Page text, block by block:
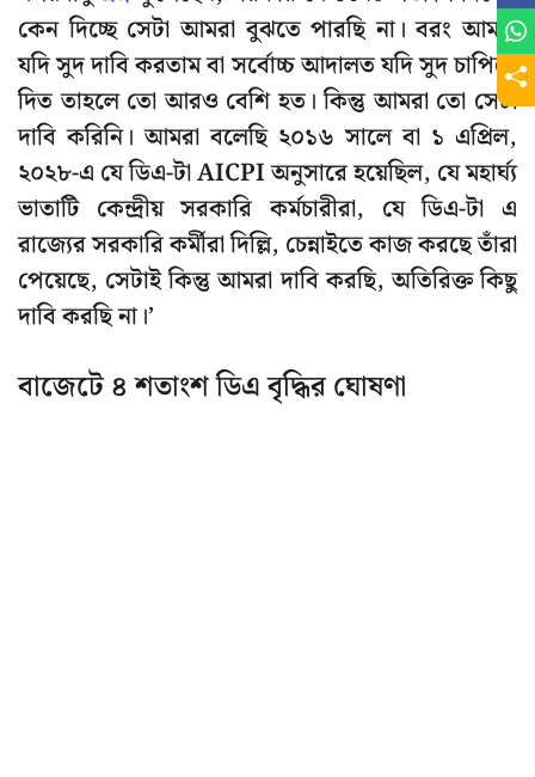
কেন দিচ্ছে সেটা আমরা বুঝতে পারছি না। বরং আমরা
যদি সুদ দাবি করতাম বা সর্বোচ্চ আদালত যদি সুদ চাপিয়ে
দিত তাহলে তো আরও বেশি হত। কিন্তু আমরা তো সেটা
দাবি করিনি। আমরা বলেছি ২০১৬ সালে বা ১ এপ্রিল,
২০২৮-এ যে ডিএ-টা AICPI অনুসারে হয়েছিল, যে মহার্ঘ্য
ভাতাটি কেন্দ্রীয় সরকারি কর্মচারীরা, যে ডিএ-টা এ
রাজ্যের সরকারি কর্মীরা দিল্লি, চেন্নাইতে কাজ করছে তাঁরা
পেয়েছে, সেটাই কিন্তু আমরা দাবি করছি, অতিরিক্ত কিছু
দাবি করছি না।’
বাজেটে ৪ শতাংশ ডিএ বৃদ্ধির ঘোষণা